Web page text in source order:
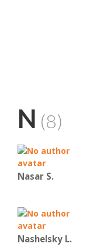
N (8)
Nasar S.
Nashelsky L.